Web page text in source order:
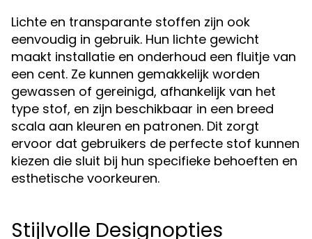
Lichte en transparante stoffen zijn ook
eenvoudig in gebruik. Hun lichte gewicht
maakt installatie en onderhoud een fluitje van
een cent. Ze kunnen gemakkelijk worden
gewassen of gereinigd, afhankelijk van het
type stof, en zijn beschikbaar in een breed
scala aan kleuren en patronen. Dit zorgt
ervoor dat gebruikers de perfecte stof kunnen
kiezen die sluit bij hun specifieke behoeften en
esthetische voorkeuren.
Stijlvolle Designopties